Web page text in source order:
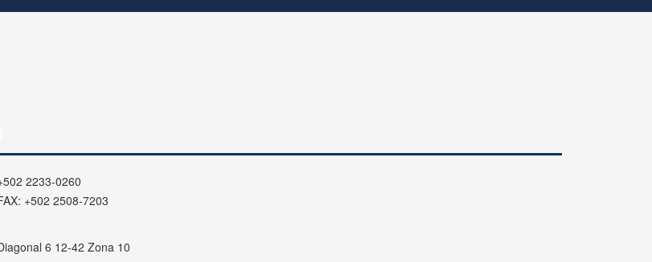
2233-0260
+502 2508-7203
6 12-42 Zona 10